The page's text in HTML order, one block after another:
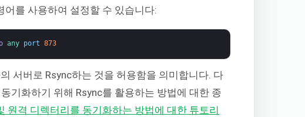
를 사용하여 설정할 수 있습니다:
any port 873
서버로 Rsync하는 것을 허용함을 의미합니다. 다
기화하기 위해 Rsync를 활용하는 방법에 대한 종
원격 디렉터리를 동기화하는 방법에 대한 튜토리